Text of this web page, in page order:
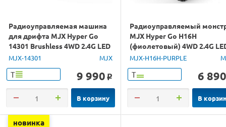
Радиоуправляемая машина
для дрифта MJX Hyper Go
14301 Brushless 4WD 2.4G LED
1/14 RTR
MJX-14301 MJX
Т 9 990 o
В корзину
Радиоуправляемый
MJX Hyper Go H16H
(фиолетовый) 4WD 2.4G
GPS 1/16 RTR
MJX-H16H-PURPLE
Т 6 890
В
новинка